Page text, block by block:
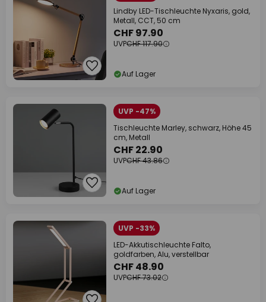
Lindby LED-Tischleuchte Nyxaris, gold,
Metall, CCT, 50 cm
CHF 97.90
UVPCHF 117.90
Auf Lager
UVP -47%
Tischleuchte Marley, schwarz, Höhe 45
cm, Metall
CHF 22.90
UVPCHF 43.86
Auf Lager
UVP -33%
LED-Akkutischleuchte Falto,
goldfarben, Alu, verstellbar
CHF 48.90
UVPCHF 73.02